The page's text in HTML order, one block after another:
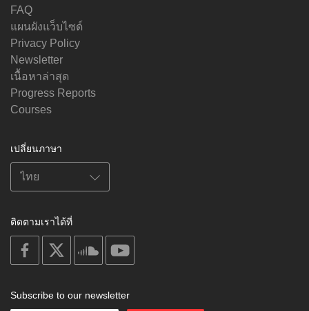
FAQ
แผนผังแว็บไซด์
Privacy Policy
Newsletter
เนื้อหาล่าสุด
Progress Reports
Courses
เปลี่ยนภาษา
ติดตามเราได้ที่
on
facebook
soundcloud
Subscribe to our newsletter